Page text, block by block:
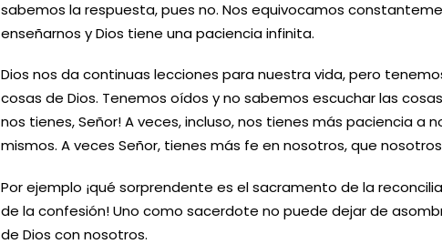
sabemos la respuesta, pues no. Nos equivocamos
enseñarnos y Dios tiene una paciencia infinita.
Dios nos da continuas lecciones para nuestra vida, pero
cosas de Dios. Tenemos oídos y no sabemos escuchar las cosas
nos tienes, Señor! A veces, incluso, nos tienes más paciencia a
mismos. A veces Señor, tienes más fe en nosotros, que
Por ejemplo ¡qué sorprendente es el sacramento de la
de la confesión! Uno como sacerdote no puede dejar de
de Dios con nosotros.